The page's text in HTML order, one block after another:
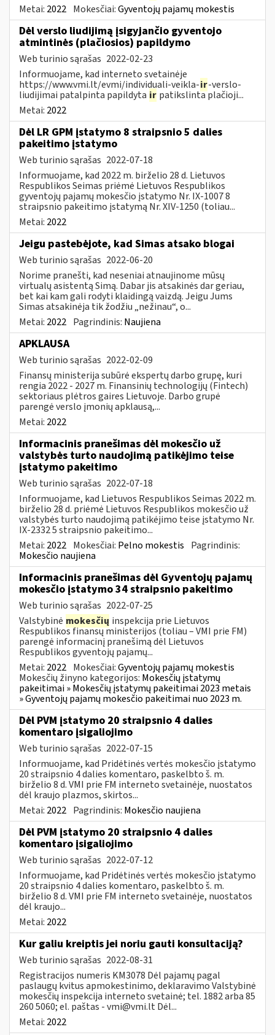
Metai: 2022 Mokesčiai:Gyventojų pajamų mokestis
Dėl verslo liudijimą įsigyjančio gyventojo
atmintinės (plačiosios) papildymo
Web turinio sąrašas 2022-02-23
Informuojame, kad interneto svetainėje
https://www.vmi.lt/evmi/individuali-veikla-ir-verslo-
liudijimai patalpinta papildyta ir patikslinta plačioji...
Metai: 2022
Dėl LR GPM įstatymo 8 straipsnio 5 dalies
pakeitimo įstatymo
Web turinio sąrašas 2022-07-18
Informuojame, kad 2022 m. birželio 28 d. Lietuvos
Respublikos Seimas priėmė Lietuvos Respublikos
gyventojų pajamų mokesčio įstatymo Nr. IX-1007 8
straipsnio pakeitimo įstatymą Nr. XIV-1250 (toliau...
Metai: 2022
Jeigu pastebėjote, kad Simas atsako blogai
Web turinio sąrašas 2022-06-20
Norime pranešti, kad neseniai atnaujinome mūsų
virtualų asistentą Simą. Dabar jis atsakinės dar geriau,
bet kai kam gali rodyti klaidingą vaizdą. Jeigu Jums
Simas atsakinėja tik žodžiu „nežinau“, o...
Metai: 2022 Pagrindinis: Naujiena
APKLAUSA
Web turinio sąrašas 2022-02-09
Finansų ministerija subūrė ekspertų darbo grupę, kuri
rengia 2022 - 2027 m. Finansinių technologijų (Fintech)
sektoriaus plėtros gaires Lietuvoje. Darbo grupė
parengė verslo įmonių apklausą,...
Metai: 2022
Informacinis pranešimas dėl mokesčio už
valstybės turto naudojimą patikėjimo teise
įstatymo pakeitimo
Web turinio sąrašas 2022-07-18
Informuojame, kad Lietuvos Respublikos Seimas 2022 m.
birželio 28 d. priėmė Lietuvos Respublikos mokesčio už
valstybės turto naudojimą patikėjimo teise įstatymo Nr.
IX-2332 5 straipsnio pakeitimo...
Metai: 2022 Mokesčiai: Pelno mokestis Pagrindinis:
Mokesčio naujiena
Informacinis pranešimas dėl Gyventojų pajamų
mokesčio įstatymo 34 straipsnio pakeitimo
Web turinio sąrašas 2022-07-25
Valstybinė mokesčių inspekcija prie Lietuvos
Respublikos finansų ministerijos (toliau – VMI prie FM)
parengė informacinį pranešimą dėl Lietuvos
Respublikos gyventojų pajamų...
Metai: 2022 Mokesčiai:Gyventojų pajamų mokestis
Mokesčių žinyno kategorijos: Mokesčių įstatymų
pakeitimai » Mokesčių įstatymų pakeitimai 2023 metais
» Gyventojų pajamų mokesčio pakeitimai nuo 2023 m.
Dėl PVM įstatymo 20 straipsnio 4 dalies
komentaro įsigaliojimo
Web turinio sąrašas 2022-07-15
Informuojame, kad Pridėtinės vertės mokesčio įstatymo
20 straipsnio 4 dalies komentaro, paskelbto š. m.
birželio 8 d. VMI prie FM interneto svetainėje, nuostatos
dėl kraujo plazmos, skirtos...
Metai: 2022 Pagrindinis: Mokesčio naujiena
Dėl PVM įstatymo 20 straipsnio 4 dalies
komentaro įsigaliojimo
Web turinio sąrašas 2022-07-12
Informuojame, kad Pridėtinės vertės mokesčio įstatymo
20 straipsnio 4 dalies komentaro, paskelbto š. m.
birželio 8 d. VMI prie FM interneto svetainėje, nuostatos
dėl kraujo...
Metai: 2022
Kur galiu kreiptis jei noriu gauti konsultaciją?
Web turinio sąrašas 2022-08-31
Registracijos numeris KM3078 Dėl pajamų pagal
paslaugų kvitus apmokestinimo, deklaravimo Valstybinė
mokesčių inspekcija interneto svetainė; tel. 1882 arba 85
260 5060; el. paštas -vmi@vmi.ltDėl...
Metai: 2022